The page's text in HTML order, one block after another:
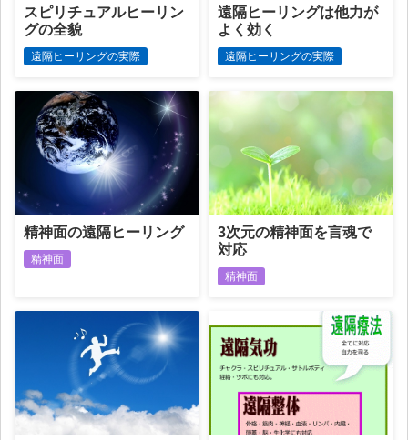
スピリチュアルヒーリン
グの全貌
遠隔ヒーリングの実際
遠隔ヒーリングは他力が
よく効く
遠隔ヒーリングの実際
精神面の遠隔ヒーリング
精神面
3次元の精神面を言魂で
対応
精神面